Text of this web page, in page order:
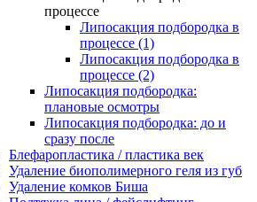
процессе
Липосакция подбородка в
процессе (1)
Липосакция подбородка в
процессе (2)
Липосакция подбородка:
плановые осмотры
Липосакция подбородка: до и
сразу после
Блефаропластика / пластика век
Удаление биополимерного геля из губ
Удаление комков Биша